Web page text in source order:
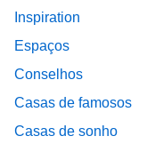
Inspiration
Espaços
Conselhos
Casas de famosos
Casas de sonho